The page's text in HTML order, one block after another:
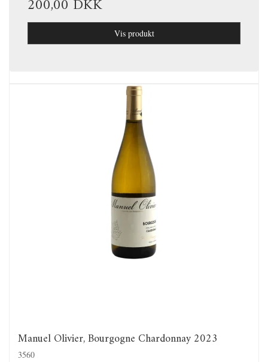
200,00 DKK
Vis produkt
Manuel Olivier, Bourgogne Chardonnay 2023
3560